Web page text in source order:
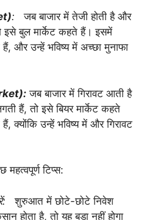
:
जब बाजार में तेजी होती है और
इसे बुल मार्केट कहते हैं। इसमें
और उन्हें भविष्य में अच्छा मुनाफा
जब बाजार में गिरावट आती है
हैं, तो इसे बियर मार्केट कहते
उन्हें भविष्य में और गिरावट
टिप्स:
शुरुआत में छोटे-छोटे निवेश
होता है, तो यह बड़ा नहीं होगा